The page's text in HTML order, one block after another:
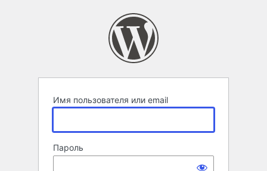
Имя пользователя или email
Пароль